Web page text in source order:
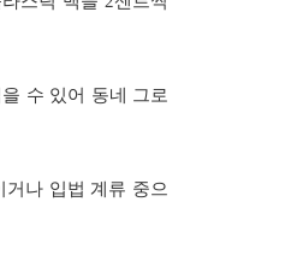
수 있어 동네 그로
나 입법 계류 중으